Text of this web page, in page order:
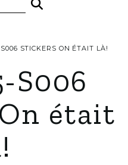
STICKERS ON ÉTAIT LÀ!
S006
était